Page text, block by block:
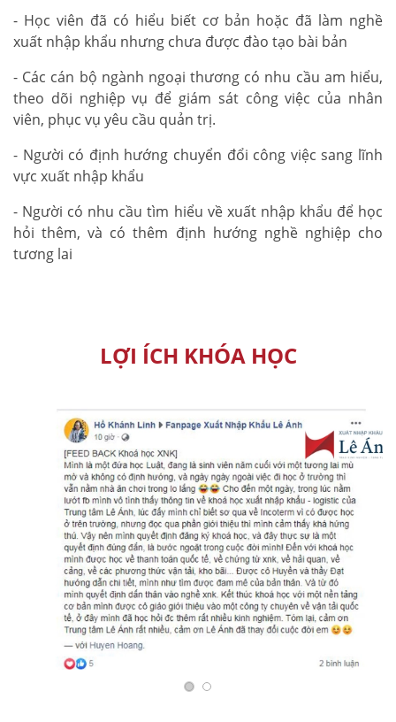
- Học viên đã có hiểu biết cơ bản hoặc đã làm nghề
xuất nhập khẩu nhưng chưa được đào tạo bài bản
- Các cán bộ ngành ngoại thương có nhu cầu am hiểu,
theo dõi nghiệp vụ để giám sát công việc của nhân
viên, phục vụ yêu cầu quản trị.
- Người có định hướng chuyển đổi công việc sang lĩnh
vực xuất nhập khẩu
- Người có nhu cầu tìm hiểu về xuất nhập khẩu để học
hỏi thêm, và có thêm định hướng nghề nghiệp cho
tương lai
LỢI ÍCH KHÓA HỌC